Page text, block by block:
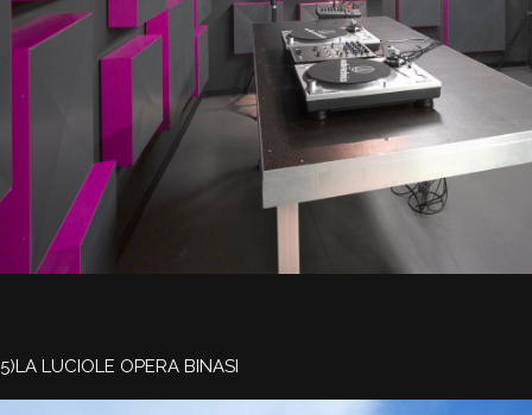
5)LA LUCIOLE OPERA BINASI